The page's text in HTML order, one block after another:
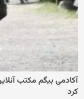
آکادمی بیگم مکتب
کرد